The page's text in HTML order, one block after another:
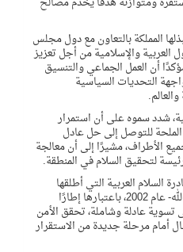
المملكة بالتعاون مع دول مجلس
العربية والإسلامية من أجل تعزيز
أن العمل الجماعي والتنسيق
التحديات السياسية
شدد سموه على أن استمرار
للتوصل إلى حل عادل
الأطراف، مشيرًا إلى أن معالجة
لتحقيق السلام في المنطقة.
السلام العربية التي أطلقها
الملك عبدالله بن عبدالعزيز -رحمه الله- عام 2002، باعتبارها إطارًا
تسوية عادلة وشاملة، تحقق الأمن
أمام مرحلة جديدة من الاستقرار